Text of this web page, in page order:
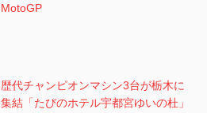
MotoGP
歴代チャンピオンマシン3台が栃木に
集結「たびのホテル宇都宮ゆいの杜」